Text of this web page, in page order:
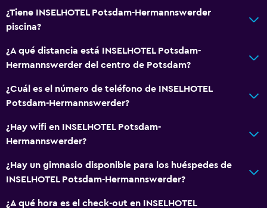
Piscina y spa
Piscina climatizada
Piscina (cubierta)
Piscina al aire libre
Piscina con vista
Masajes
¿Tiene INSELHOTEL Potsdam-Hermannswerder
piscina?
¿A qué distancia está INSELHOTEL Potsdam-
Hermannswerder del centro de Potsdam?
¿Cuál es el número de teléfono de INSELHOTEL
Potsdam-Hermannswerder?
¿Hay wifi en INSELHOTEL Potsdam-
Hermannswerder?
¿Hay un gimnasio disponible para los huéspedes de
INSELHOTEL Potsdam-Hermannswerder?
¿A qué hora es el check-out en INSELHOTEL